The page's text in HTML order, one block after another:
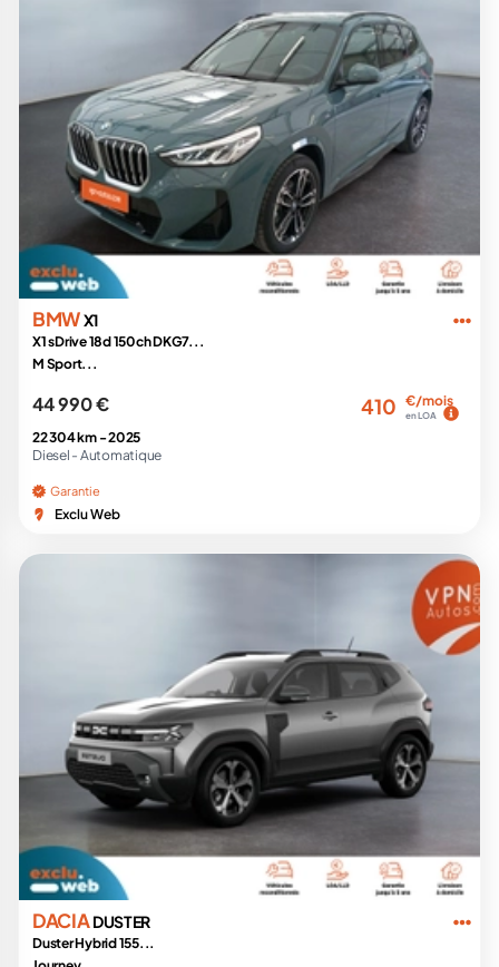
BMWX1
X1 sDrive 18d 150ch DKG7...
M Sport...
44 990 € 410 €/mois
en LOA
22 304 km -2025
Diesel - Automatique
Garantie
Exclu Web
DACIADUSTER
Duster Hybrid 155...